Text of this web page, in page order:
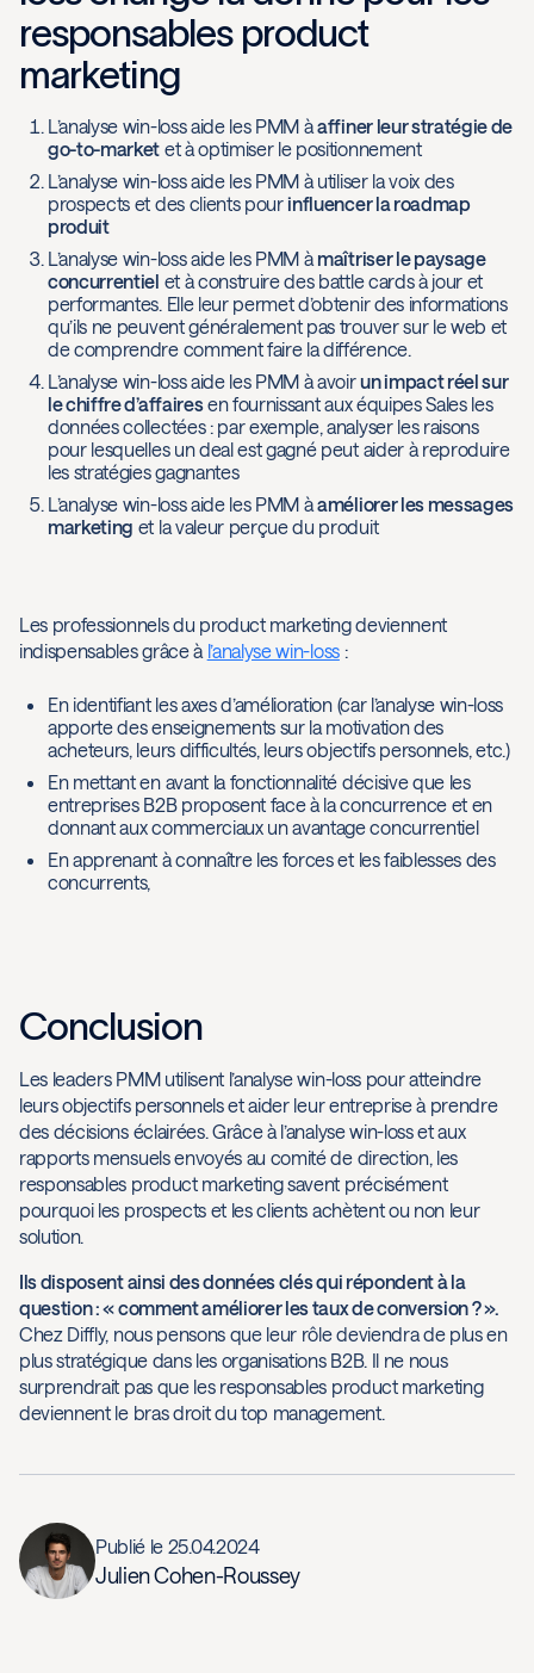
responsables product
marketing
L’analyse win-loss aide les PMM àaffiner leur stratégie de
go-to-market et à optimiser le positionnement
L’analyse win-loss aide les PMM à utiliser la voix des
prospects et des clients pourinfluencer la roadmap
produit
L’analyse win-loss aide les PMM à maîtriser le paysage
concurrentiel et à construire des battle cards à jour et
performantes. Elle leur permet d’obtenir des informations
qu’ils ne peuvent généralement pas trouver sur le web et
de comprendre comment faire la différence.
L’analyse win-loss aide les PMM à avoirun impact réel sur
le chiffre d’affairesen fournissant aux équipes Sales les
données collectées : par exemple, analyser les raisons
pour lesquelles un deal est gagné peut aider à reproduire
les stratégies gagnantes
L’analyse win-loss aide les PMM àaméliorer les messages
marketing et la valeur perçue du produit
Les professionnels du product marketing deviennent
indispensables grâce à l’analyse win-loss:
En identifiant les axes d’amélioration (car l’analyse win-loss
apporte des enseignements sur la motivation des
acheteurs, leurs difficultés, leurs objectifs personnels, etc.)
En mettant en avant la fonctionnalité décisive que les
entreprises B2B proposent face à la concurrence et en
donnant aux commerciaux un avantage concurrentiel
En apprenant à connaître les forces et les faiblesses des
concurrents,
Conclusion
Les leaders PMM utilisent l’analyse win-loss pour atteindre
leurs objectifs personnels et aider leur entreprise à prendre
des décisions éclairées. Grâce à l’analyse win-loss et aux
rapports mensuels envoyés au comité de direction, les
responsables product marketing savent précisément
pourquoi les prospects et les clients achètent ou non leur
solution.
Ils disposent ainsi des données clés qui répondent à la
question : « comment améliorer les taux de conversion ? ».
Chez Diffly, nous pensons que leur rôle deviendra de plus en
plus stratégique dans les organisations B2B. Il ne nous
surprendrait pas que les responsables product marketing
deviennent le bras droit du top management.
Publié le 25.04.2024
Julien Cohen-Roussey